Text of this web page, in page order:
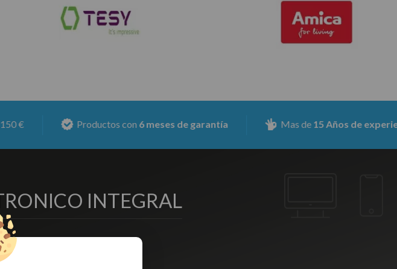
Productos con6 meses de garantía Mas de 15 Años de experiencia
INTEGRAL
DELEGACIONES
- Sevilla